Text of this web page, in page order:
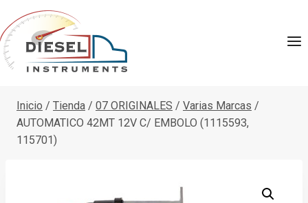
Saltar
al
contenido
Inicio / Tienda / 07 ORIGINALES / Varias Marcas /
AUTOMATICO 42MT 12V C/ EMBOLO (1115593,
115701)